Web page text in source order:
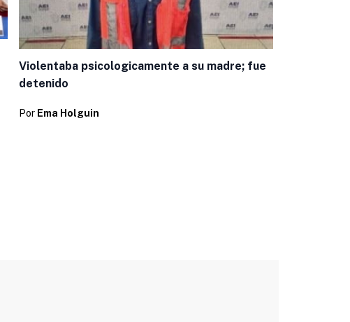
Violentaba psicologicamente a su madre; fue
detenido
Por Ema Holguin